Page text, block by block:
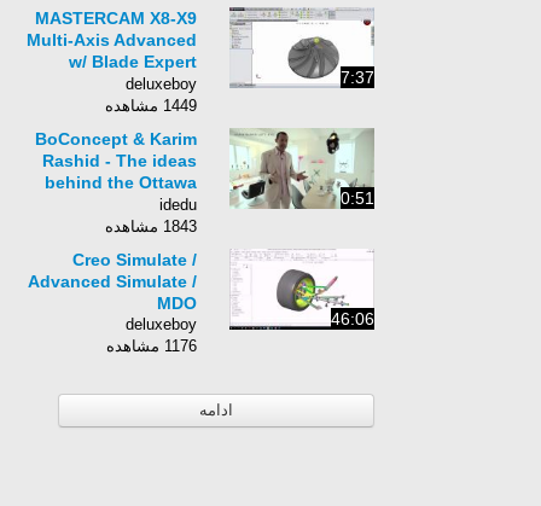
7:37
MASTERCAM X8-X9
Multi-Axis Advanced
w/ Blade Expert
(Impeller) - 3.1 Intro
To Exercise 3
deluxeboy
1449 مشاهده
0:51
BoConcept & Karim
Rashid - The ideas
behind the Ottawa
collection
idedu
1843 مشاهده
46:06
Creo Simulate /
Advanced Simulate /
MDO
deluxeboy
1176 مشاهده
ادامه